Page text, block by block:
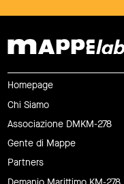
Homepage
Chi Siamo
Associazione DMKM-278
Gente di Mappe
Partners